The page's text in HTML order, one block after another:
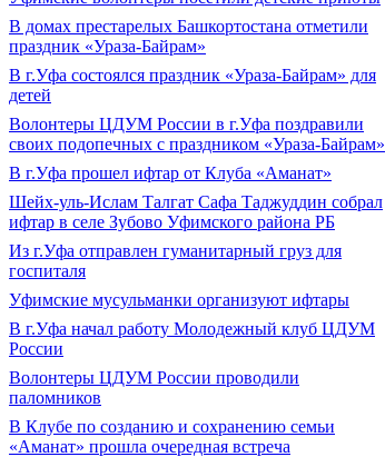
В домах престарелых Башкортостана отметили
праздник «Ураза-Байрам»
В г.Уфа состоялся праздник «Ураза-Байрам» для
детей
Волонтеры ЦДУМ России в г.Уфа поздравили
своих подопечных с праздником «Ураза-Байрам»
В г.Уфа прошел ифтар от Клуба «Аманат»
Шейх-уль-Ислам Талгат Сафа Таджуддин собрал
ифтар в селе Зубово Уфимского района РБ
Из г.Уфа отправлен гуманитарный груз для
госпиталя
Уфимские мусульманки организуют ифтары
В г.Уфа начал работу Молодежный клуб ЦДУМ
России
Волонтеры ЦДУМ России проводили
паломников
В Клубе по созданию и сохранению семьи
«Аманат» прошла очередная встреча